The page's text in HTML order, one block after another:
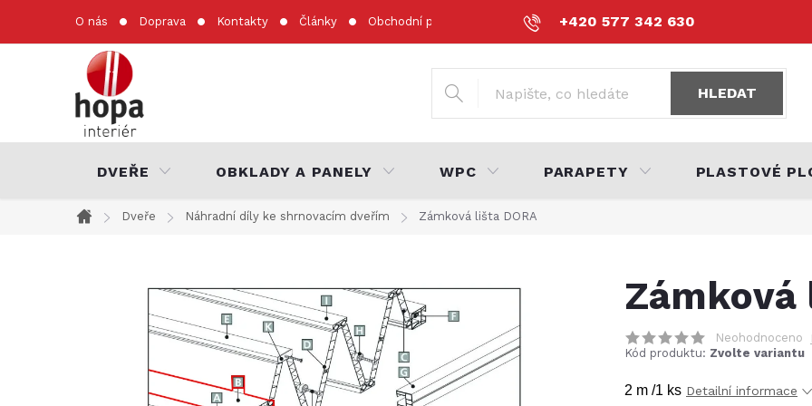
+420 577 342 630
O nás Doprava Kontakty Články Obchodní podmínky Podmínky ochrany osobních údajů
HLEDAT
DVEŘE OBKLADY A PANELY WPC PARAPETY PLASTOVÉ
Domů
Dveře Náhradní díly ke shrnovacím dveřím Zámková lišta DORA
Zámková
Neohodnoceno
Kód produktu: Zvolte variantu
2 m /1 ks Detailní informace